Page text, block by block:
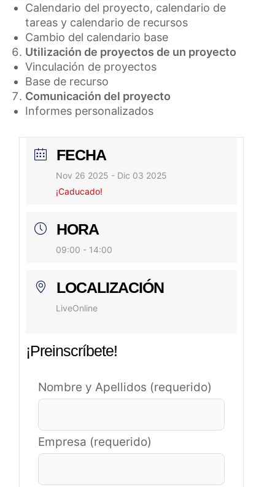
Calendario del proyecto, calendario de
tareas y calendario de recursos
Cambio del calendario base
Utilización de proyectos de un proyecto
Vinculación de proyectos
Base de recurso
Comunicación del proyecto
Informes personalizados
FECHA
Nov 26 2025 - Dic 03 2025
¡Caducado!
HORA
09:00 - 14:00
LOCALIZACIÓN
LiveOnline
¡Preinscríbete!
Nombre y Apellidos (requerido)
Empresa (requerido)